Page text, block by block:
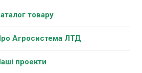
товару
Агросистема ЛТД
проекти